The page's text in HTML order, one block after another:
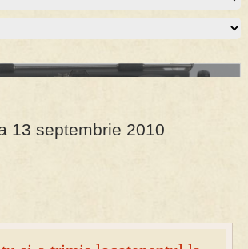
de porci în costume, cu gulere albe
(Nemira)
prima lucrare despre controversatele
13 septembrie 2010